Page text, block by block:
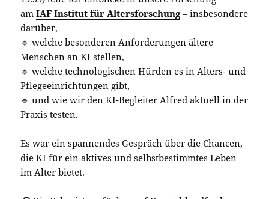
amIAF Institut für Altersforschung – insbesondere
darüber,
🔹 welche besonderen Anforderungen ältere
Menschen an KI stellen,
🔹 welche technologischen Hürden es in Alters- und
Pflegeeinrichtungen gibt,
🔹 und wie wir den KI-Begleiter Alfred aktuell in der
Praxis testen.
Es war ein spannendes Gespräch über die Chancen,
die KI für ein aktives und selbstbestimmtes Leben
im Alter bietet.